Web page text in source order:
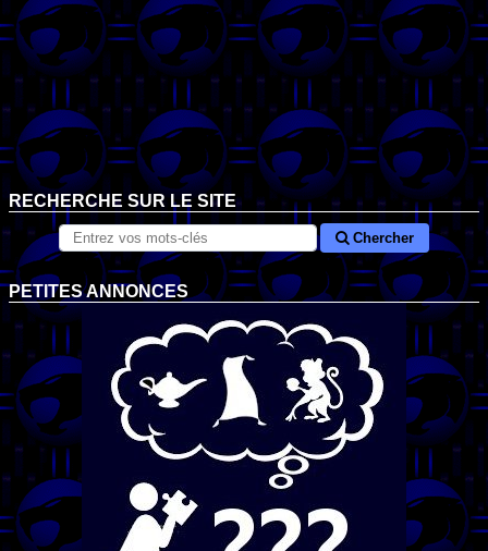
RECHERCHE SUR LE SITE
Chercher
PETITES ANNONCES